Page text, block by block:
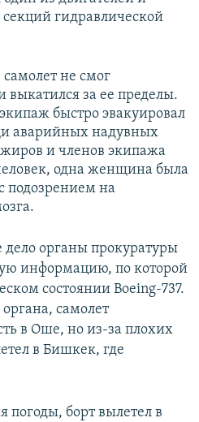
гидравлической
не смог
выкатился за ее пределы.
быстро эвакуировал
аварийных надувных
и членов экипажа
одна женщина была
подозрением на
дело органы прокуратуры
информацию, по которой
состоянии Boeing-737.
самолет
в Оше, но из-за плохих
в Бишкек, где
борт вылетел в